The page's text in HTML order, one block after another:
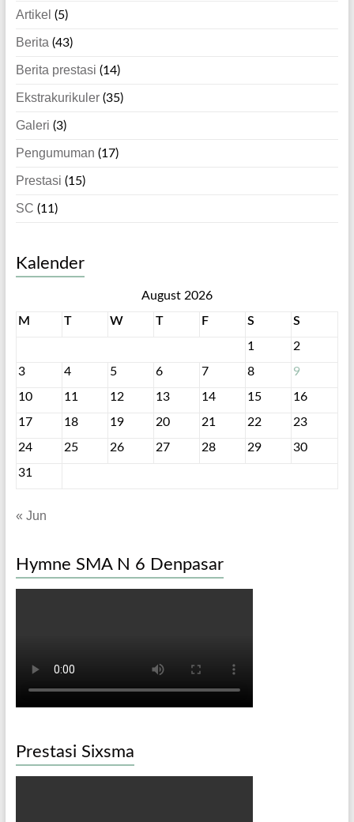
Artikel (5)
Berita (43)
Berita prestasi (14)
Ekstrakurikuler(35)
Galeri (3)
Pengumuman (17)
Prestasi (15)
SC (11)
Kalender
August 2026
M
T W T F S
S
1
2
3
4 5 6 7 8
9
10
11 12 13 14 15
16
17
18 19 20 21 22
23
24
25 26 27 28 29
30
31
« Jun
Hymne SMA N 6 Denpasar
Prestasi Sixsma